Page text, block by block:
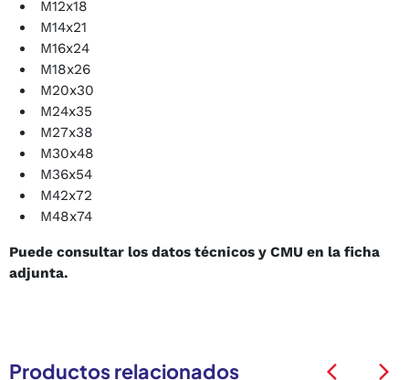
M12x18
M14x21
M16x24
M18x26
M20x30
M24x35
M27x38
M30x48
M36x54
M42x72
M48x74
Puede consultar los datos técnicos y CMU en la ficha
adjunta.
Productos relacionados arrow_back_ios arrow_back_ios